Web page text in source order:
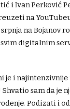
i Ivan Perković
na
na Bojanov
digitalnim
je i najintenzivnije
sam da je
Podizati i